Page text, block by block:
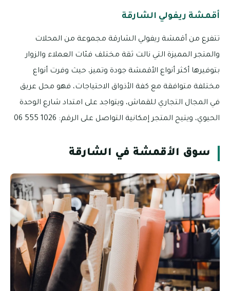
أقمشة ريفولي الشارقة
تتفرع من أقمشة ريفولي الشارقة مجموعة من المحلات
والمتجر المميزة التي نالت ثقة مختلف فئات العملاء والزوار
بتوفيرها أكثر أنواع الأقمشة جودة وتميز، حيث وفرت أنواع
مختلفة متوافقة مع كفة الأذواق الاحتياجات، فهو محل عريق
في المجال التجاري للقماش، ويتواجد على امتداد شارع الوحدة
الحيوي، ويتيح المتجر إمكانية التواصل على الرقم: 1026 555 06
سوق الأقمشة في الشارقة